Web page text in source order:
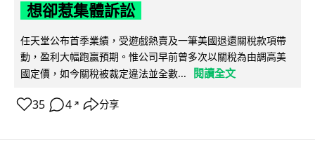
想卻惹集體訴訟
任天堂公布首季業績，受遊戲熱賣及一筆美國退還關稅款項帶
動，盈利大幅跑贏預期。惟公司早前曾多次以關稅為由調高美
國定價，如今關稅被裁定違法並全數...
閱讀全文
35 4 ↗ 分享